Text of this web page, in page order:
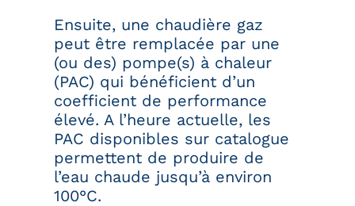
Ensuite, une chaudière gaz
peut être remplacée par une
(ou des) pompe(s) à chaleur
(PAC) qui bénéficient d’un
coefficient de performance
élevé. A l’heure actuelle, les
PAC disponibles sur catalogue
permettent de produire de
l’eau chaude jusqu’à environ
100°C.